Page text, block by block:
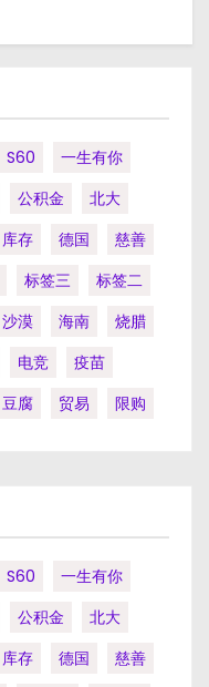
S60
一生有你
公积金
北大
库存 德国
慈善
标签三
标签二
沙漠 海南
烧腊
电竞
疫苗
豆腐 贸易 限购
S60
一生有你
公积金
北大
库存 德国
慈善